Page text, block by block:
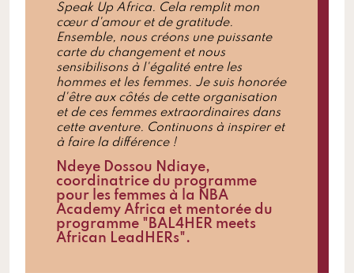
Speak Up Africa. Cela remplit mon
cœur d'amour et de gratitude.
Ensemble, nous créons une puissante
carte du changement et nous
sensibilisons à l'égalité entre les
hommes et les femmes. Je suis honorée
d'être aux côtés de cette organisation
et de ces femmes extraordinaires dans
cette aventure. Continuons à inspirer et
à faire la différence !
Ndeye Dossou Ndiaye,
coordinatrice du programme
pour les femmes à la NBA
Academy Africa et mentorée du
programme "BAL4HER meets
African LeadHERs".